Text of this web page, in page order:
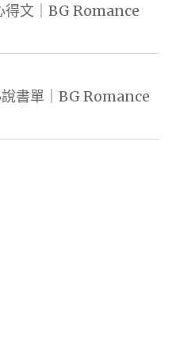
得文｜BG Romance
書單｜BG Romance